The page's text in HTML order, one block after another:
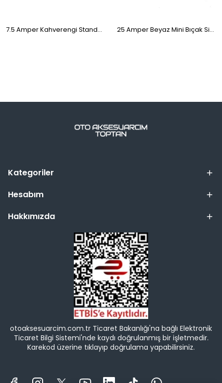
7.5 Amper Kahverengi Standart Bıçak Sigorta 10 Adet 25 Amper Beyaz Mini Bıçak Sigorta 10'lu
Kategoriler
Hesabım
Hakkımızda
otoaksesuarcim.com.tr Ticaret Bakanlığı'na bağlı Elektronik
Ticaret Bilgi Sistemi'nde kaydı doğrulanmış bir işletmedir.
Karekod üzerine tıklayıp doğrulama yapabilirsiniz.